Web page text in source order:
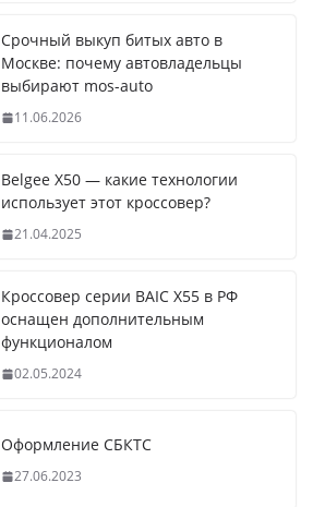
Срочный выкуп битых авто в
Москве: почему автовладельцы
выбирают mos-auto
11.06.2026
Belgee X50 — какие технологии
использует этот кроссовер?
21.04.2025
Кроссовер серии BAIC X55 в РФ
оснащен дополнительным
функционалом
02.05.2024
Оформление СБКТС
27.06.2023